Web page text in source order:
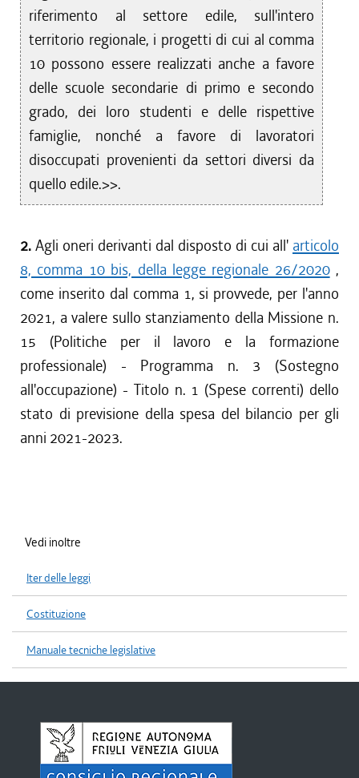
riferimento al settore edile, sull'intero
territorio regionale, i progetti di cui al comma
10 possono essere realizzati anche a favore
delle scuole secondarie di primo e secondo
grado, dei loro studenti e delle rispettive
famiglie, nonché a favore di lavoratori
disoccupati provenienti da settori diversi da
quello edile.>>.
2. Agli oneri derivanti dal disposto di cui all' articolo
8, comma 10 bis, della legge regionale 26/2020,
come inserito dal comma 1, si provvede, per l'anno
2021, a valere sullo stanziamento della Missione n.
15 (Politiche per il lavoro e la formazione
professionale) - Programma n. 3 (Sostegno
all'occupazione) - Titolo n. 1 (Spese correnti) dello
stato di previsione della spesa del bilancio per gli
anni 2021-2023.
Vedi inoltre
Iter delle leggi
Costituzione
Manuale tecniche legislative